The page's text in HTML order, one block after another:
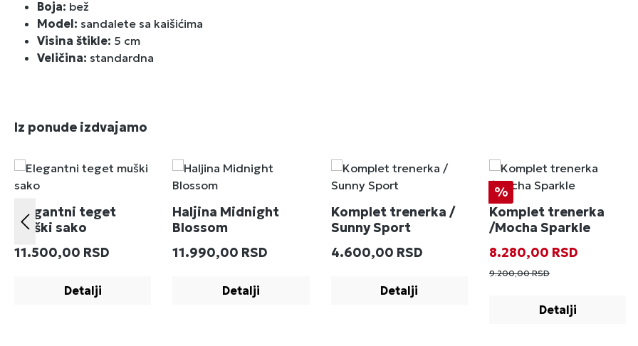
Boja: bež
Model: sandalete sa kaišićima
Visina štikle: 5 cm
Veličina: standardna
Preskoči galeriju proizvoda
Iz ponude izdvajamo
Elegantni teget
muški sako
Redovna cena:
11.500,00 RSD
Detalji
Haljina Midnight
Blossom
Redovna cena:
11.990,00 RSD
Detalji
Komplet trenerka /
Sunny Sport
Redovna cena:
4.600,00 RSD
Detalji
Popust
%
Komplet trenerka
/Mocha Sparkle
Prodajna cena:
8.280,00 RSD
9.200,00 RSD
Detalji